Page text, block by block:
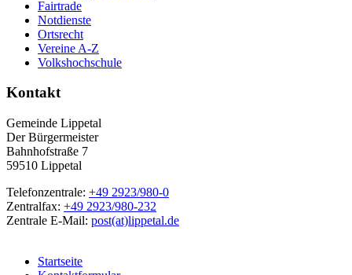
Fairtrade
Notdienste
Ortsrecht
Vereine A-Z
Volkshochschule
Kontakt
Gemeinde Lippetal
Der Bürgermeister
Bahnhofstraße 7
59510 Lippetal
Telefonzentrale: +49 2923/980-0
Zentralfax: +49 2923/980-232
Zentrale E-Mail: post(at)lippetal.de
Startseite